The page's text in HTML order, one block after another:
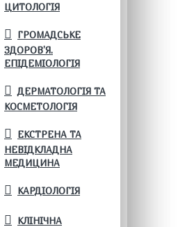
ЦИТОЛОГІЯ
ГРОМАДСЬКЕ
ЗДОРОВ’Я.
ЕПІДЕМІОЛОГІЯ
ДЕРМАТОЛОГІЯ ТА
КОСМЕТОЛОГІЯ
ЕКСТРЕНА ТА
НЕВІДКЛАДНА
МЕДИЦИНА
КАРДІОЛОГІЯ
КЛІНІЧНА